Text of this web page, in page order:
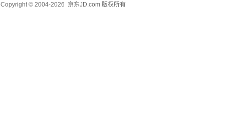
Copyright © 2004-2026 京东JD.com 版权所有